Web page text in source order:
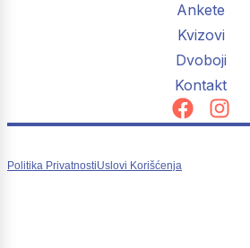
Ankete
Kvizovi
Dvoboji
Kontakt
Politika PrivatnostiUslovi Korišćenja